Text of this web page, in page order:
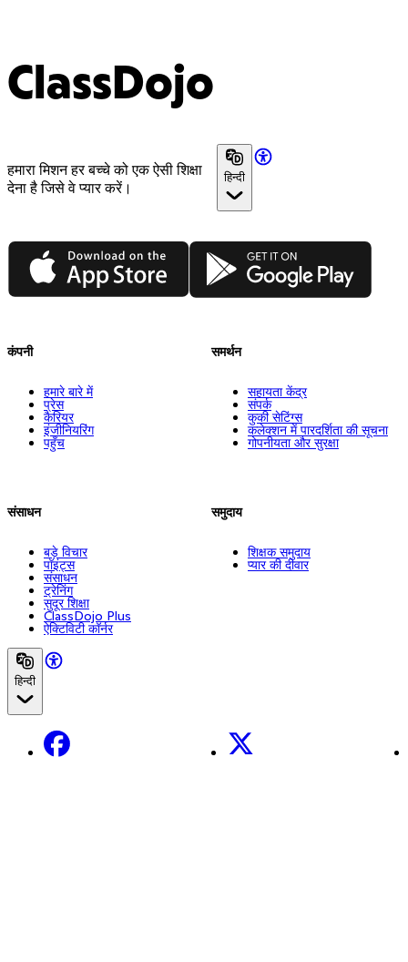
ClassDojo
हमारा मिशन हर बच्चे को एक ऐसी शिक्षा
देना है जिसे वे प्यार करें।
हिन्दी
App Store Google Play
कंपनी
हमारे बारे में
प्रेस
कैरियर
इंजीनियरिंग
पहुँच
संसाधन
बड़े विचार
पॉइंट्स
संसाधन
ट्रेनिंग
सुदूर शिक्षा
ClassDojo Plus
ऐक्टिविटी कॉर्नर
समर्थन
सहायता केंद्र
संपर्क
कुकी सेटिंग्स
कलेक्शन में पारदर्शिता की सूचना
गोपनीयता और सुरक्षा
समुदाय
शिक्षक समुदाय
प्यार की दीवार
हिन्दी
Facebook X